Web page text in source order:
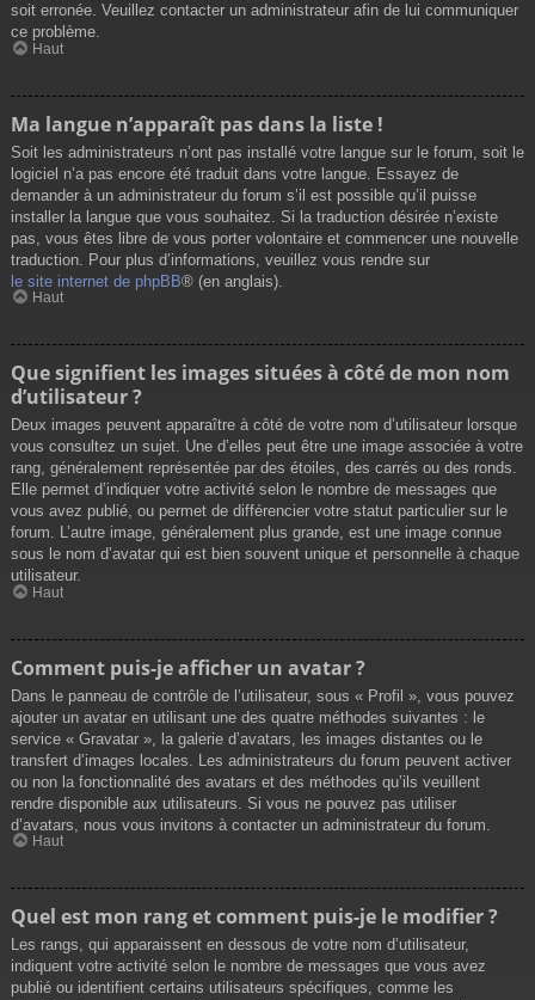
soit erronée. Veuillez contacter un administrateur afin de lui communiquer
ce problème.
Haut
Ma langue n’apparaît pas dans la liste !
Soit les administrateurs n’ont pas installé votre langue sur le forum, soit le
logiciel n’a pas encore été traduit dans votre langue. Essayez de
demander à un administrateur du forum s’il est possible qu’il puisse
installer la langue que vous souhaitez. Si la traduction désirée n’existe
pas, vous êtes libre de vous porter volontaire et commencer une nouvelle
traduction. Pour plus d’informations, veuillez vous rendre sur
le site internet de phpBB® (en anglais).
Haut
Que signifient les images situées à côté de mon nom
d’utilisateur ?
Deux images peuvent apparaître à côté de votre nom d’utilisateur lorsque
vous consultez un sujet. Une d’elles peut être une image associée à votre
rang, généralement représentée par des étoiles, des carrés ou des ronds.
Elle permet d’indiquer votre activité selon le nombre de messages que
vous avez publié, ou permet de différencier votre statut particulier sur le
forum. L’autre image, généralement plus grande, est une image connue
sous le nom d’avatar qui est bien souvent unique et personnelle à chaque
utilisateur.
Haut
Comment puis-je afficher un avatar ?
Dans le panneau de contrôle de l’utilisateur, sous « Profil », vous pouvez
ajouter un avatar en utilisant une des quatre méthodes suivantes : le
service « Gravatar », la galerie d’avatars, les images distantes ou le
transfert d’images locales. Les administrateurs du forum peuvent activer
ou non la fonctionnalité des avatars et des méthodes qu’ils veuillent
rendre disponible aux utilisateurs. Si vous ne pouvez pas utiliser
d’avatars, nous vous invitons à contacter un administrateur du forum.
Haut
Quel est mon rang et comment puis-je le modifier ?
Les rangs, qui apparaissent en dessous de votre nom d’utilisateur,
indiquent votre activité selon le nombre de messages que vous avez
publié ou identifient certains utilisateurs spécifiques, comme les